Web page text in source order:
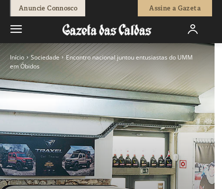
Anuncie Connosco Assine a Gazeta
Início Sociedade
Encontro nacional juntou entusiastas do UMM
em Óbidos